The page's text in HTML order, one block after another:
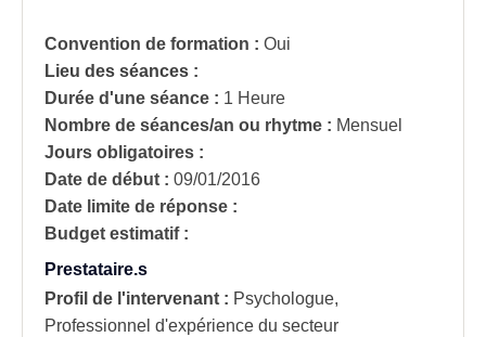
Convention de formation : Oui
Lieu des séances :
Durée d'une séance : 1 Heure
Nombre de séances/an ou rhytme : Mensuel
Jours obligatoires :
Date de début : 09/01/2016
Date limite de réponse :
Budget estimatif :
Prestataire.s
Profil de l'intervenant : Psychologue,
Professionnel d'expérience du secteur